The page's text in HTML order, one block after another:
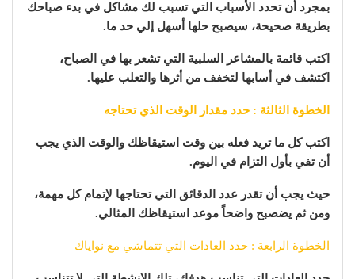
بمجرد أن تحدد الأسباب التي تسبب لك مشاكل في بدء صباحك
بطريقة صحيحة، سيصبح حلها أسهل إلي حد ما.
اكتب قائمة بالمشاعر السلبية التي تشعر بها في الصباح،
اكتشف في أسابها لتخفف من أثرها والتعلب عليها.
الخطوة الثالثة : حدد مقدار الوقت الذي تحتاجه
اكتب كل ما تريد فعله بين وقت استيقاظك والوقت الذي يجب
أن تفي بأول التزام في اليوم.
حيث يجب أن تقدر عدد الدقائق التي تحتاجها لإتمام كل مهمة،
ومن ثم يضصبح واضحاً موعد استيقاظك المثالي.
الخطوة الرابعة : حدد العادات التي تتماشي مع نواياك